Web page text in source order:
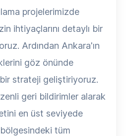
projelerimizde
ihtiyaçlarını detaylı bir
Ardından Ankara'ın
göz önünde
strateji geliştiriyoruz.
geri bildirimler alarak
en üst seviyede
tüm